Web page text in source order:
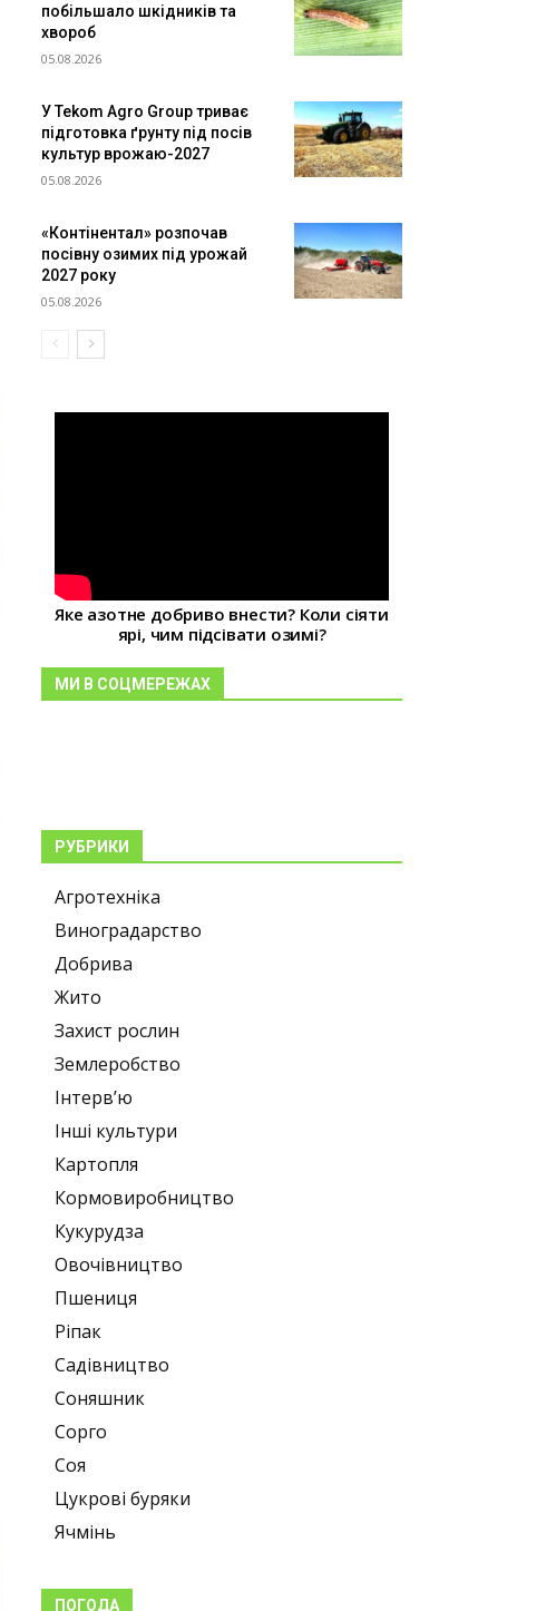
побільшало шкідників та
хвороб
05.08.2026
У Tekom Agro Group триває
підготовка ґрунту під посів
культур врожаю-2027
05.08.2026
«Контінентал» розпочав
посівну озимих під урожай
2027 року
05.08.2026
Яке азотне добриво внести? Коли сіяти
ярі, чим підсівати озимі?
МИ В СОЦМЕРЕЖАХ
РУБРИКИ
Агротехніка
Виноградарство
Добрива
Жито
Захист рослин
Землеробство
Інтерв’ю
Інші культури
Картопля
Кормовиробництво
Кукурудза
Овочівництво
Пшениця
Ріпак
Садівництво
Соняшник
Сорго
Соя
Цукрові буряки
Ячмінь
ПОГОДА